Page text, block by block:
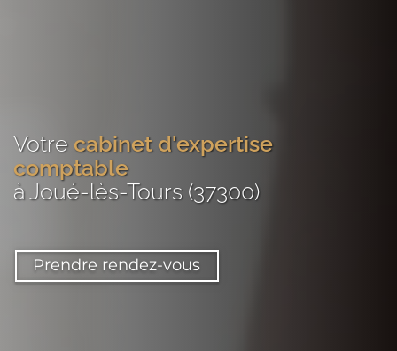
Votre cabinet d'expertise
comptable
à Joué-lès-Tours (37300)
Prendre rendez-vous